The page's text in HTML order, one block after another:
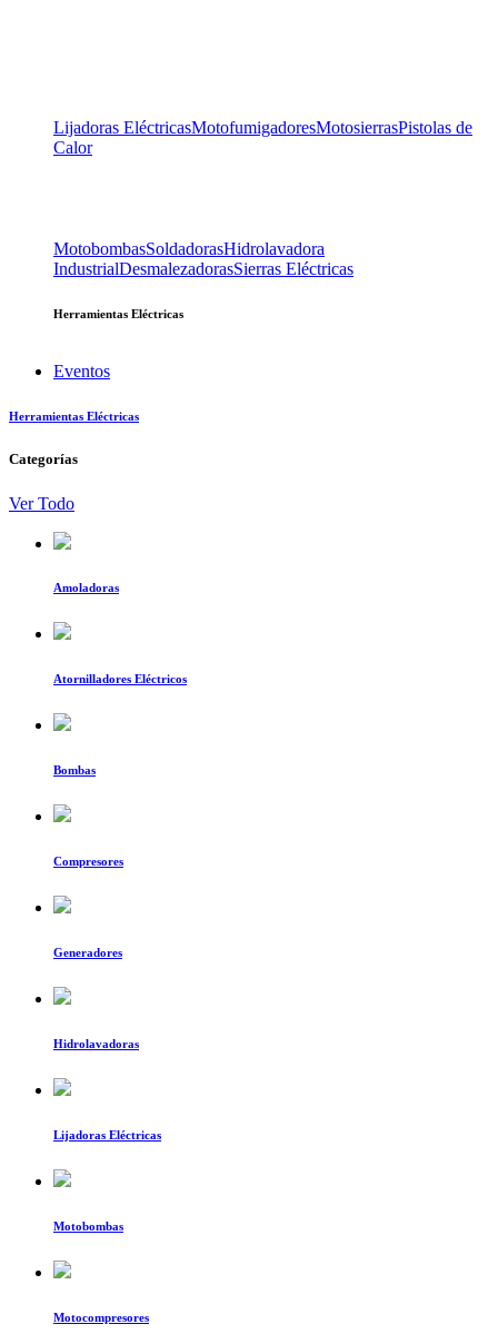
Lijadoras EléctricasMotofumigadoresMotosierrasPistolas de
Calor
MotobombasSoldadorasHidrolavadora
IndustrialDesmalezadorasSierras Eléctricas
Herramientas Eléctricas
Eventos
Herramientas Eléctricas
Categorías
Ver Todo
Amoladoras
Atornilladores Eléctricos
Bombas
Compresores
Generadores
Hidrolavadoras
Lijadoras Eléctricas
Motobombas
Motocompresores